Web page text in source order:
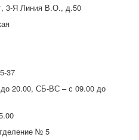
3-Я Линия В.О., д.50
37
20.00, СБ-ВС – с 09.00 до
№ 5